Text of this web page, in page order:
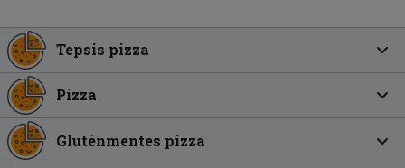
Tepsis pizza
Pizza
Gluténmentes pizza